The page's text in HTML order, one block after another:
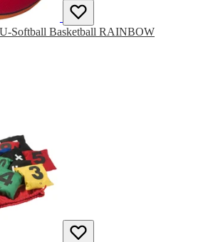
Softball Basketball RAINBOW